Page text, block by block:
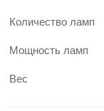
Количество ламп
Мощность ламп
Вес